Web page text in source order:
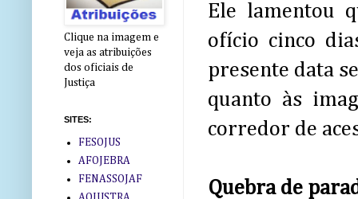
Ele lamentou
ofício cinco
presente data
quanto às
corredor de
Quebra de
Clique na imagem e
veja as atribuições
dos oficiais de
Justiça
SITES:
FESOJUS
AFOJEBRA
FENASSOJAF